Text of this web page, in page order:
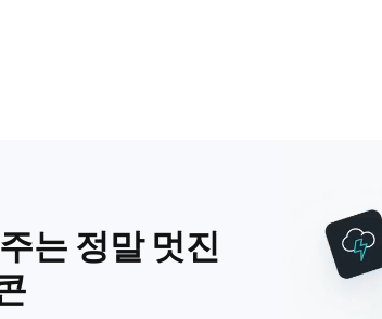
는 정말 멋진